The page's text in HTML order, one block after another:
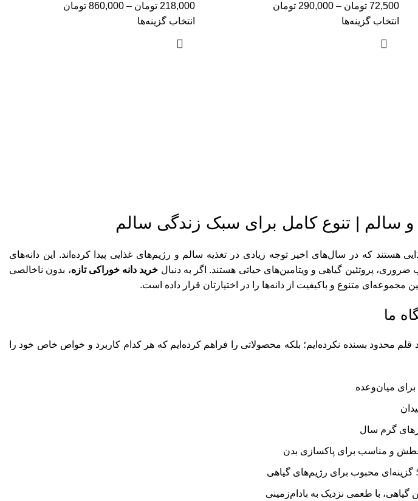
72,500 تومان –
290,000 تومان
انتخاب گزینه‌ها
218,000 تومان –
860,000 تومان
انتخاب گزینه‌ها
و سالم | تنوع کامل برای سبک زندگی سالم
هستند که در سال‌های اخیر توجه زیادی در تغذیه سالم و رژیم‌های غذایی پیدا کرده‌اند. این دانه‌های
پروتئین گیاهی و ویتامین‌های حیاتی هستند. اگر به دنبال خرید دانه خوراکی تازه، بدون ناخالصی
متنوع و باکیفیت از دانه‌ها را در اختیارتان قرار داده است.
ما
محدود بسنده نکرده‌ایم؛ بلکه محصولاتی را فراهم کرده‌ایم که هر کدام کاربرد و خواص خاص خود را
میان‌وعده
گرم سال
و مناسب برای پاکسازی بدن
گزینه‌ای محبوب برای رژیم‌های گیاهی
گیاهی، با طعمی نزدیک به بادام‌زمینی